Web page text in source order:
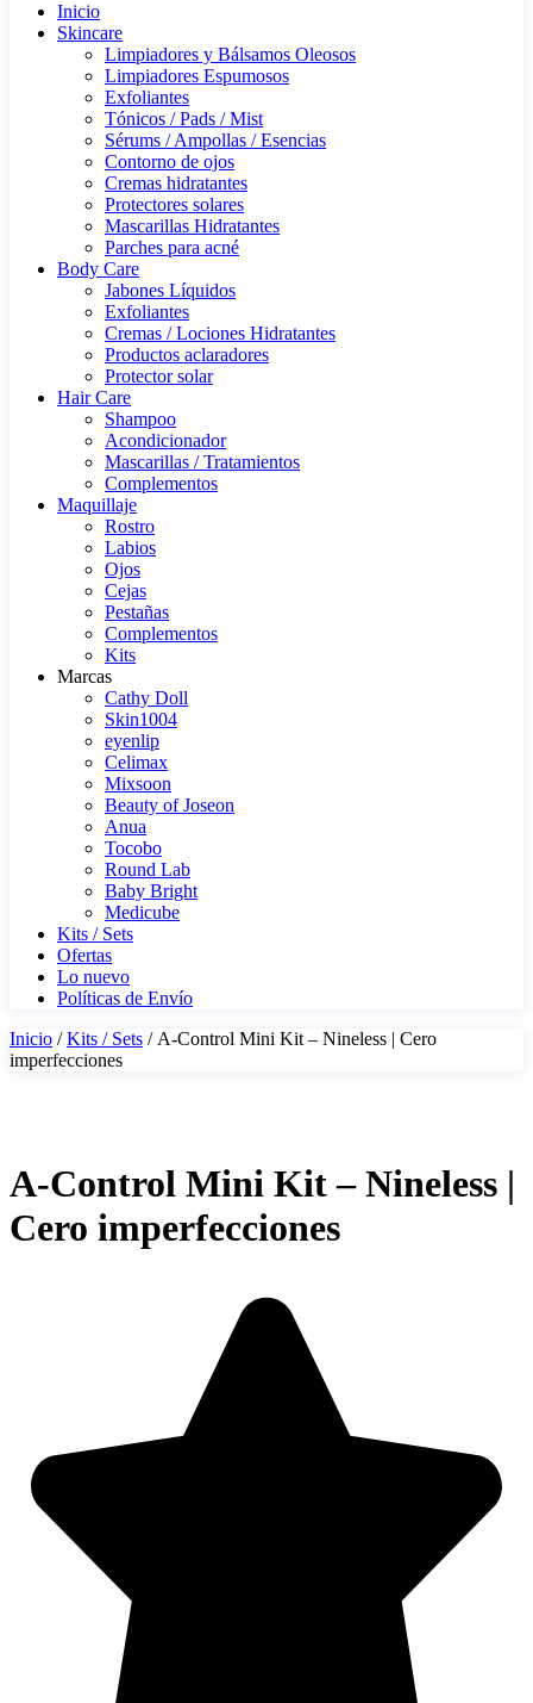
Inicio
Skincare
Limpiadores y Bálsamos Oleosos
Limpiadores Espumosos
Exfoliantes
Tónicos / Pads / Mist
Sérums / Ampollas / Esencias
Contorno de ojos
Cremas hidratantes
Protectores solares
Mascarillas Hidratantes
Parches para acné
Body Care
Jabones Líquidos
Exfoliantes
Cremas / Lociones Hidratantes
Productos aclaradores
Protector solar
Hair Care
Shampoo
Acondicionador
Mascarillas / Tratamientos
Complementos
Maquillaje
Rostro
Labios
Ojos
Cejas
Pestañas
Complementos
Kits
Marcas
Cathy Doll
Skin1004
eyenlip
Celimax
Mixsoon
Beauty of Joseon
Anua
Tocobo
Round Lab
Baby Bright
Medicube
Kits / Sets
Ofertas
Lo nuevo
Políticas de Envío
Inicio /Kits / Sets / A-Control Mini Kit – Nineless | Cero
imperfecciones
A-Control Mini Kit – Nineless |
Cero imperfecciones